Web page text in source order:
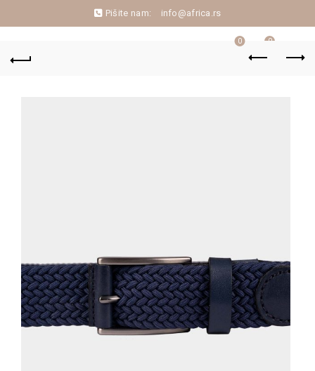
Pišite nam: info@africa.rs
0 0